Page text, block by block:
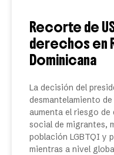
Recorte de
derechos en
Dominicana
La decisión del
desmantelamiento
aumenta el riesgo
social de migrantes,
población LGBTQI y
mientras a nivel